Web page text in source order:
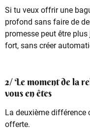
Si tu veux offrir une
profond sans faire de
promesse peut être plus
fort, sans créer
2/ Le moment de la
vous en êtes
La deuxième différence
offerte.